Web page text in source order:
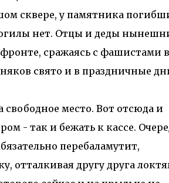
сквере, у памятника
нет. Отцы и деды
сражаясь с фашистами в
свято и в праздничные
место. Вот отсюда и
- так и бежать к кассе.
перебаламутит,
отталкивая другу друга